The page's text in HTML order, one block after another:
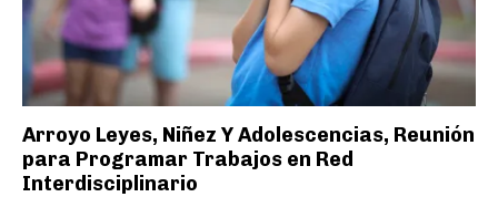
Arroyo Leyes, Niñez Y Adolescencias, Reunión
para Programar Trabajos en Red
Interdisciplinario